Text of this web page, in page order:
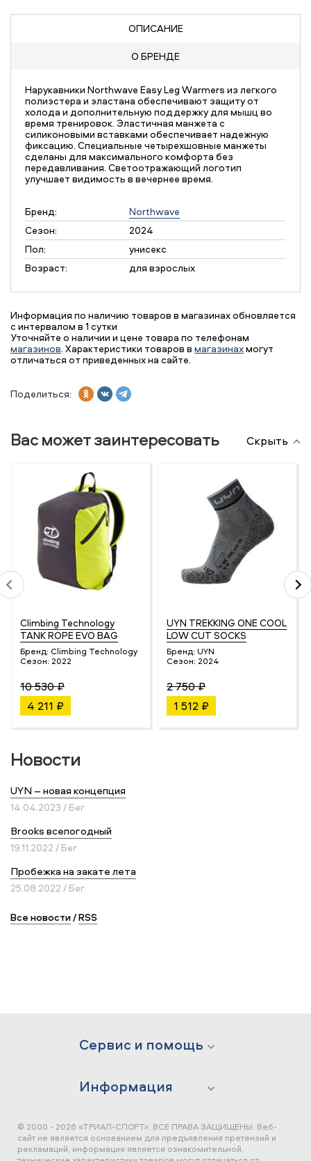
ОПИСАНИЕ
О БРЕНДЕ
Нарукавники Northwave Easy Leg Warmers из легкого
полиэстера и эластана обеспечивают защиту от
холода и дополнительную поддержку для мышц во
время тренировок. Эластичная манжета с
силиконовыми вставками обеспечивает надежную
фиксацию. Специальные четырехшовные манжеты
сделаны для максимального комфорта без
передавливания. Светоотражающий логотип
улучшает видимость в вечернее время.
Бренд:
Northwave
Сезон:
2024
Пол:
унисекс
Возраст:
для взрослых
Информация по наличию товаров в магазинах обновляется
с интервалом в 1 сутки
Уточняйте о наличии и цене товара по телефонам
магазинов. Характеристики товаров в магазинахмогут
отличаться от приведенных на сайте.
Поделиться:
Вас может заинтересовать Скрыть
Climbing Technology
TANK ROPE EVO BAG
Бренд: Climbing Technology
Сезон: 2022
10 530 ₽
4 211 ₽
UYN TREKKING ONE COOL
LOW CUT SOCKS
Бренд: UYN
Сезон: 2024
2 750 ₽
1 512 ₽
Новости
UYN – новая концепция
14.04.2023 / Бег
Brooks всепогодный
19.11.2022 / Бег
Пробежка на закате лета
25.08.2022 / Бег
Все новости/RSS
Сервис и помощь
Информация
© 2000 - 2026 «ТРИАЛ-СПОРТ». ВСЕ ПРАВА ЗАЩИЩЕНЫ. Веб-
сайт не является основанием для предъявления претензий и
рекламаций, информация является ознакомительной,